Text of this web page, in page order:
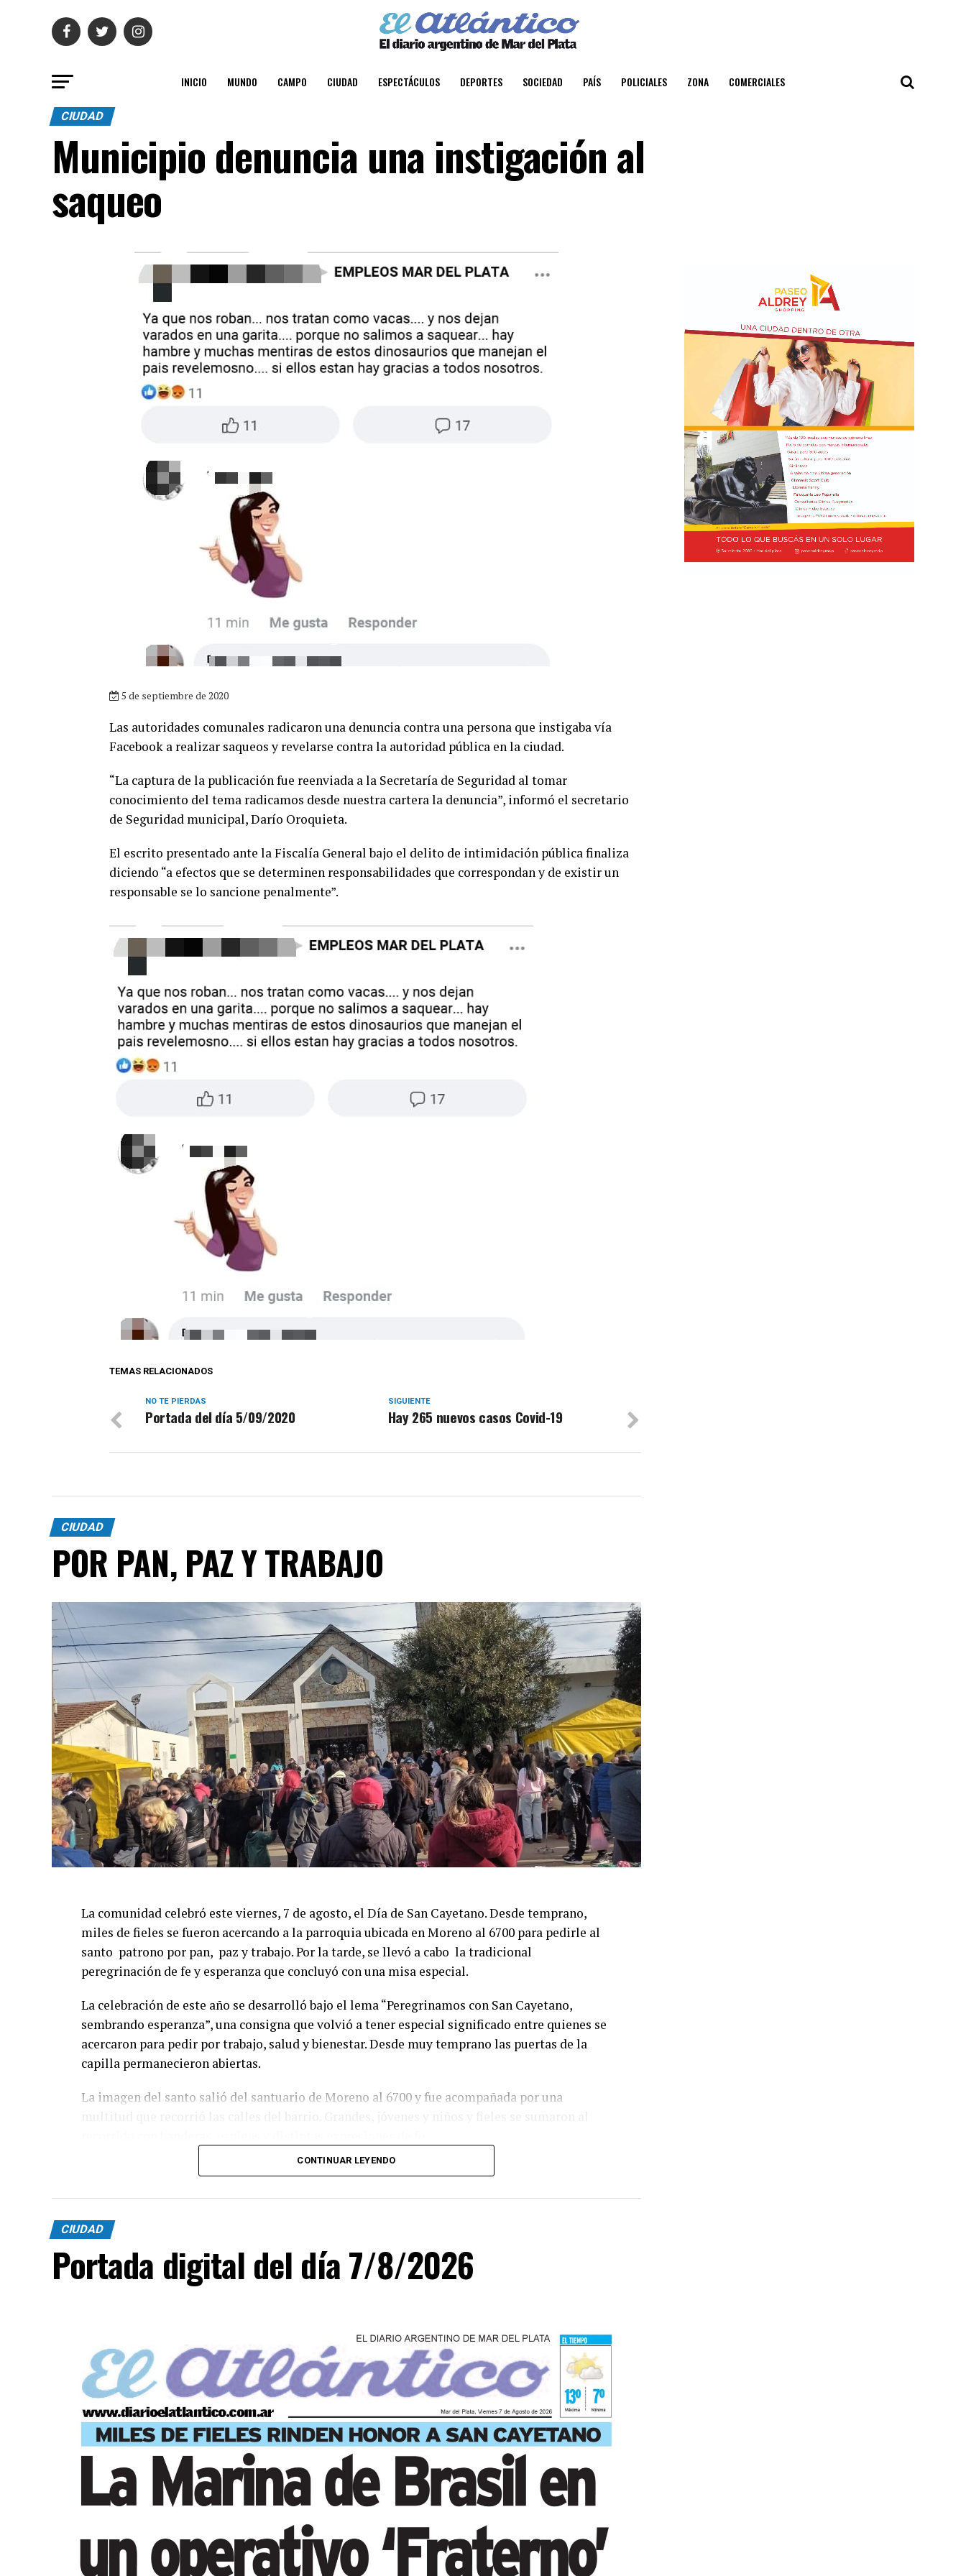
INICIO MUNDO CAMPO CIUDAD ESPECTÁCULOS DEPORTES SOCIEDAD PAÍS POLICIALES ZONA COMERCIALES
CIUDAD
Municipio denuncia una instigación al
saqueo
5 de septiembre de 2020
Las autoridades comunales radicaron una denuncia contra una persona que instigaba vía
Facebook a realizar saqueos y revelarse contra la autoridad pública en la ciudad.
“La captura de la publicación fue reenviada a la Secretaría de Seguridad al tomar
conocimiento del tema radicamos desde nuestra cartera la denuncia”, informó el secretario
de Seguridad municipal, Darío Oroquieta.
El escrito presentado ante la Fiscalía General bajo el delito de intimidación pública finaliza
diciendo “a efectos que se determinen responsabilidades que correspondan y de existir un
responsable se lo sancione penalmente”.
TEMAS RELACIONADOS
SIGUIENTE
Hay 265 nuevos casos Covid-19
NO TE PIERDAS
Portada del día 5/09/2020
CIUDAD
POR PAN, PAZ Y TRABAJO
La comunidad celebró este viernes, 7 de agosto, el Día de San Cayetano. Desde temprano,
miles de fieles se fueron acercando a la parroquia ubicada en Moreno al 6700 para pedirle al
santo patrono por pan, paz y trabajo. Por la tarde, se llevó a cabo la tradicional
peregrinación de fe y esperanza que concluyó con una misa especial.
La celebración de este año se desarrolló bajo el lema “Peregrinamos con San Cayetano,
sembrando esperanza”, una consigna que volvió a tener especial significado entre quienes se
acercaron para pedir por trabajo, salud y bienestar. Desde muy temprano las puertas de la
capilla permanecieron abiertas.
La imagen del santo salió del santuario de Moreno al 6700 y fue acompañada por una
CONTINUAR LEYENDO
CIUDAD
Portada digital del día 7/8/2026